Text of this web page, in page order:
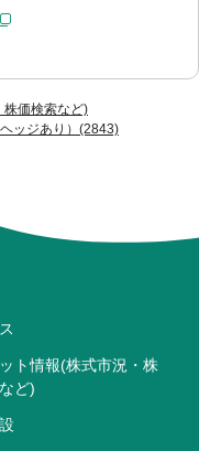
株価検索など)
ッジあり）(2843)
ト情報(株式市況・株
ど)